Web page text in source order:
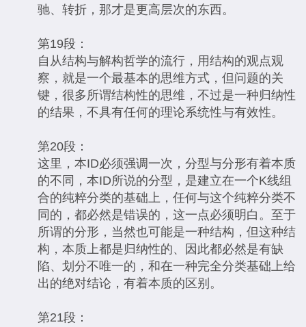
驰、转折，那才是更高层次的东西。
第19段：
自从结构与解构哲学的流行，用结构的观点观
察，就是一个最基本的思维方式，但问题的关
键，很多所谓结构性的思维，不过是一种归纳性
的结果，不具有任何的理论系统性与有效性。
第20段：
这里，本ID必须强调一次，分型与分形有着本质
的不同，本ID所说的分型，是建立在一个K线组
合的纯粹分类的基础上，任何与这个纯粹分类不
同的，都必然是错误的，这一点必须明白。至于
所谓的分形，当然也可能是一种结构，但这种结
构，本质上都是归纳性的、因此都必然是有缺
陷、划分不唯一的，和在一种完全分类基础上给
出的绝对结论，有着本质的区别。
第21段：